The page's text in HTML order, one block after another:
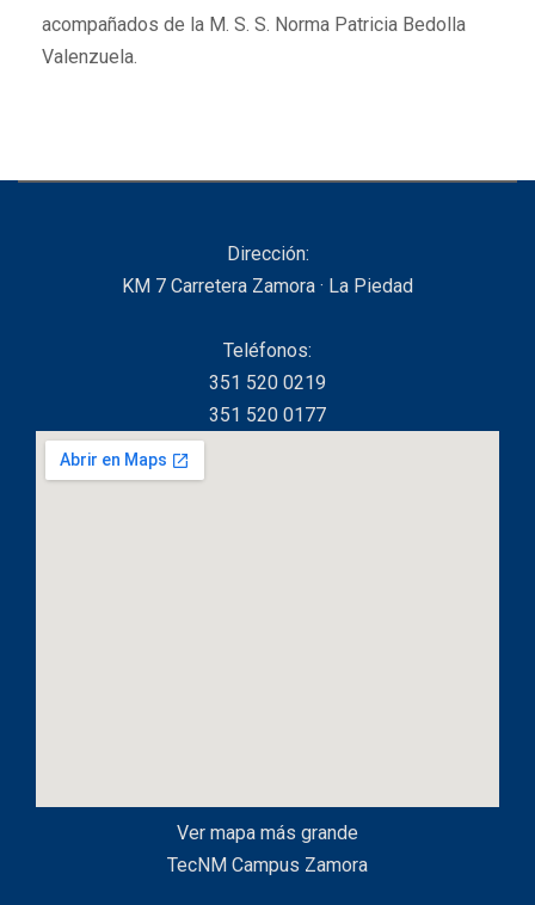
acompañados de la M. S. S. Norma Patricia Bedolla
Valenzuela.
Dirección:
KM 7 Carretera Zamora · La Piedad
Teléfonos:
351 520 0219
351 520 0177
Ver mapa más grande
TecNM Campus Zamora